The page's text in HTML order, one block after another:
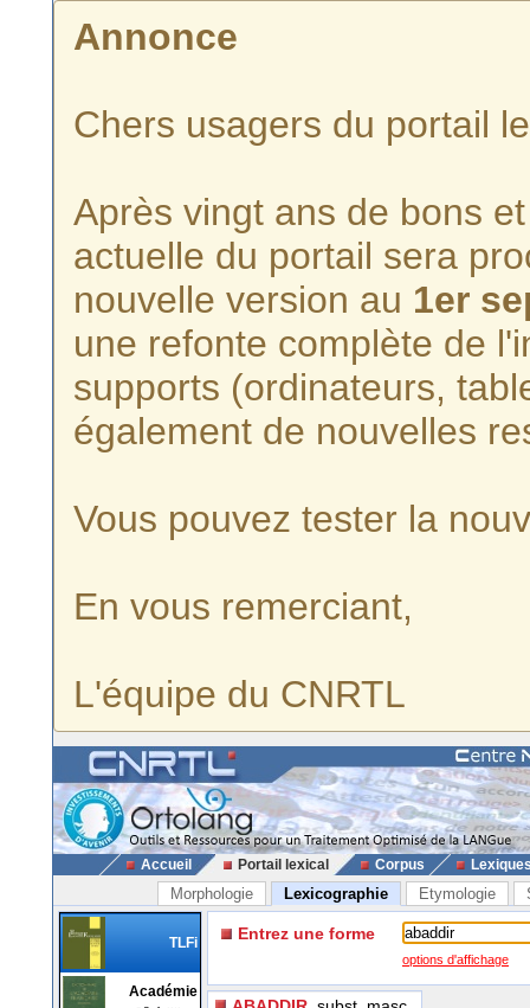
Annonce
Chers usagers du portail
Après vingt ans de bons
actuelle du portail sera
nouvelle version au 1er
une refonte complète de
supports (ordinateurs,
également de nouvelles
Vous pouvez tester la
En vous remerciant,
L'équipe du CNRTL
Accueil Portail lexical Corpus
Morphologie Lexicographie Etymologie
TLFi
Académie
Entrez une forme
options d'affichage